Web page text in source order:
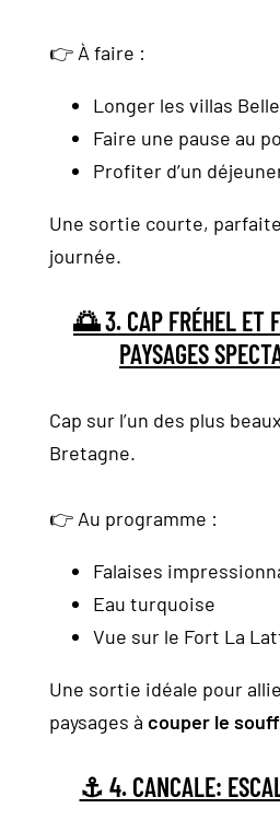
👉 À faire :
Longer les villas
Faire une pause au
Profiter d’un
Une sortie courte,
journée.
🌅 3. CAP FRÉHEL ET
PAYSAGES
Cap sur l’un des plus
Bretagne.
👉 Au programme :
Falaises
Eau turquoise
Vue sur le Fort La
Une sortie idéale pour
paysages à couper le
⚓ 4. CANCALE: